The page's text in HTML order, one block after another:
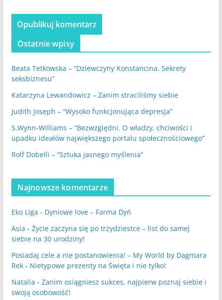
Ostatnie wpisy
Beata Tetkowska – “Dziewczyny Konstancina. Sekrety
seksbiznesu”
Katarzyna Lewandowicz – Zanim straciliśmy siebie
Judith Joseph – “Wysoko funkcjonująca depresja”
S.Wynn-Williams – “Bezwzględni. O władzy, chciwości i
upadku ideałów największego portalu społecznościowego”
Rolf Dobelli – “Sztuka jasnego myślenia”
Najnowsze komentarze
Eko Liga - Dyniowe love – Farma Dyń
Asia - Życie zaczyna się po trzydziestce – list do samej
siebie na 30 urodziny!
Posiadaj cele a nie postanowienia! – My World by Dagmara
Rek- Nietypowe prezenty na Święta i nie tylko!
Natalia - Zanim osiągniesz sukces, najpierw poznaj siebie i
swoją osobowość!